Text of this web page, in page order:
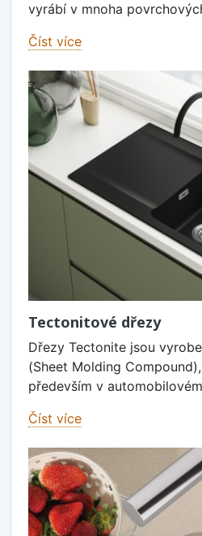
vyrábí v mnoha
Číst více
Tectonitové dřezy
Dřezy Tectonite jsou
(Sheet Molding
především v
Číst více